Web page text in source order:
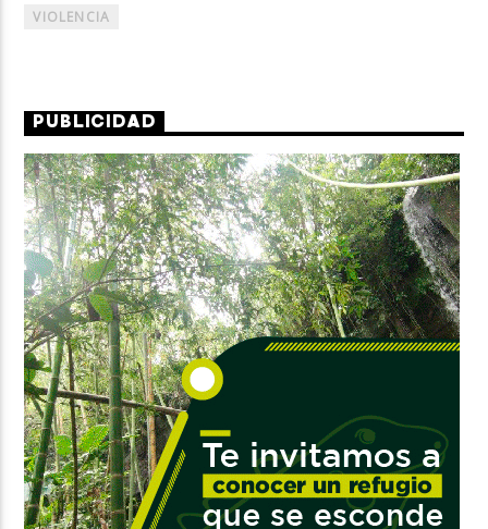
VIOLENCIA
PUBLICIDAD